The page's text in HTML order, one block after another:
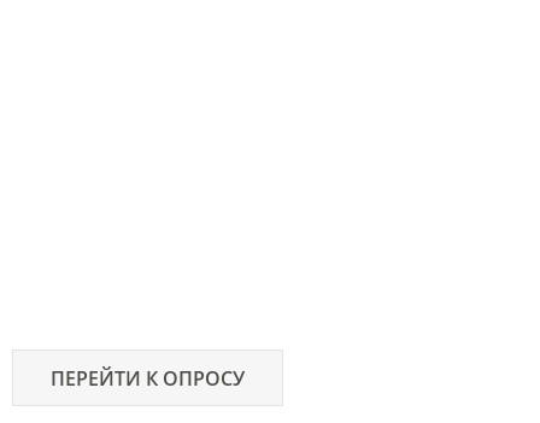
ПЕРЕЙТИ К ОПРОСУ